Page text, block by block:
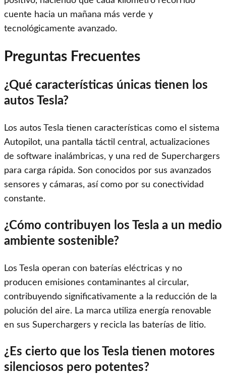
cuente hacia un mañana más verde y
tecnológicamente avanzado.
Preguntas Frecuentes
¿Qué características únicas tienen los
autos Tesla?
Los autos Tesla tienen características como el sistema
Autopilot, una pantalla táctil central, actualizaciones
de software inalámbricas, y una red de Superchargers
para carga rápida. Son conocidos por sus avanzados
sensores y cámaras, así como por su conectividad
constante.
¿Cómo contribuyen los Tesla a un medio
ambiente sostenible?
Los Tesla operan con baterías eléctricas y no
producen emisiones contaminantes al circular,
contribuyendo significativamente a la reducción de la
polución del aire. La marca utiliza energía renovable
en sus Superchargers y recicla las baterías de litio.
¿Es cierto que los Tesla tienen motores
silenciosos pero potentes?